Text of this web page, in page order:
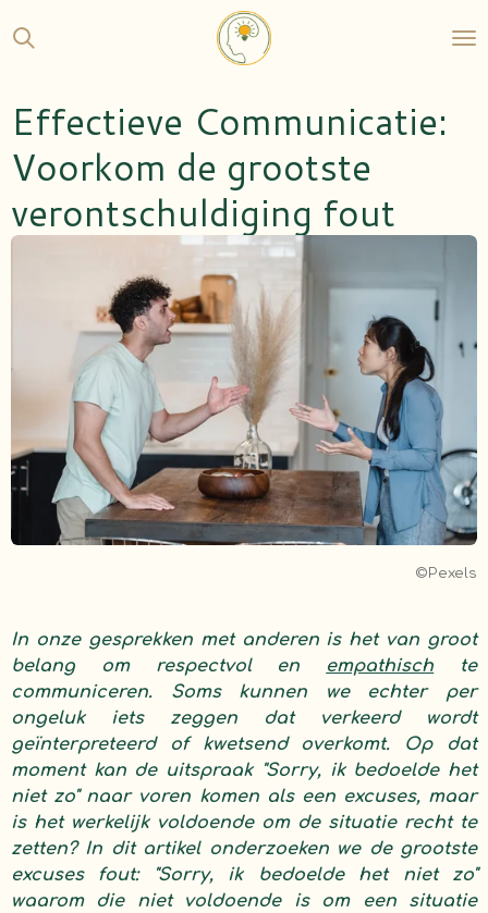
direct
hoofdinhoud
Effectieve Communicatie:
Voorkom de grootste
verontschuldiging fout
©Pexels
In onze gesprekken met anderen is het van groot
belang om respectvol en empathisch te
communiceren. Soms kunnen we echter per
ongeluk iets zeggen dat verkeerd wordt
geïnterpreteerd of kwetsend overkomt. Op dat
moment kan de uitspraak "Sorry, ik bedoelde het
niet zo" naar voren komen als een excuses, maar
is het werkelijk voldoende om de situatie recht te
zetten? In dit artikel onderzoeken we de grootste
excuses fout: "Sorry, ik bedoelde het niet zo"
waarom die niet voldoende is om een situatie